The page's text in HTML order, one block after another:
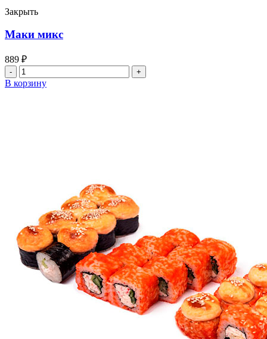
Закрыть
Маки микс
889 ₽
Количество
товара
Маки
В корзину